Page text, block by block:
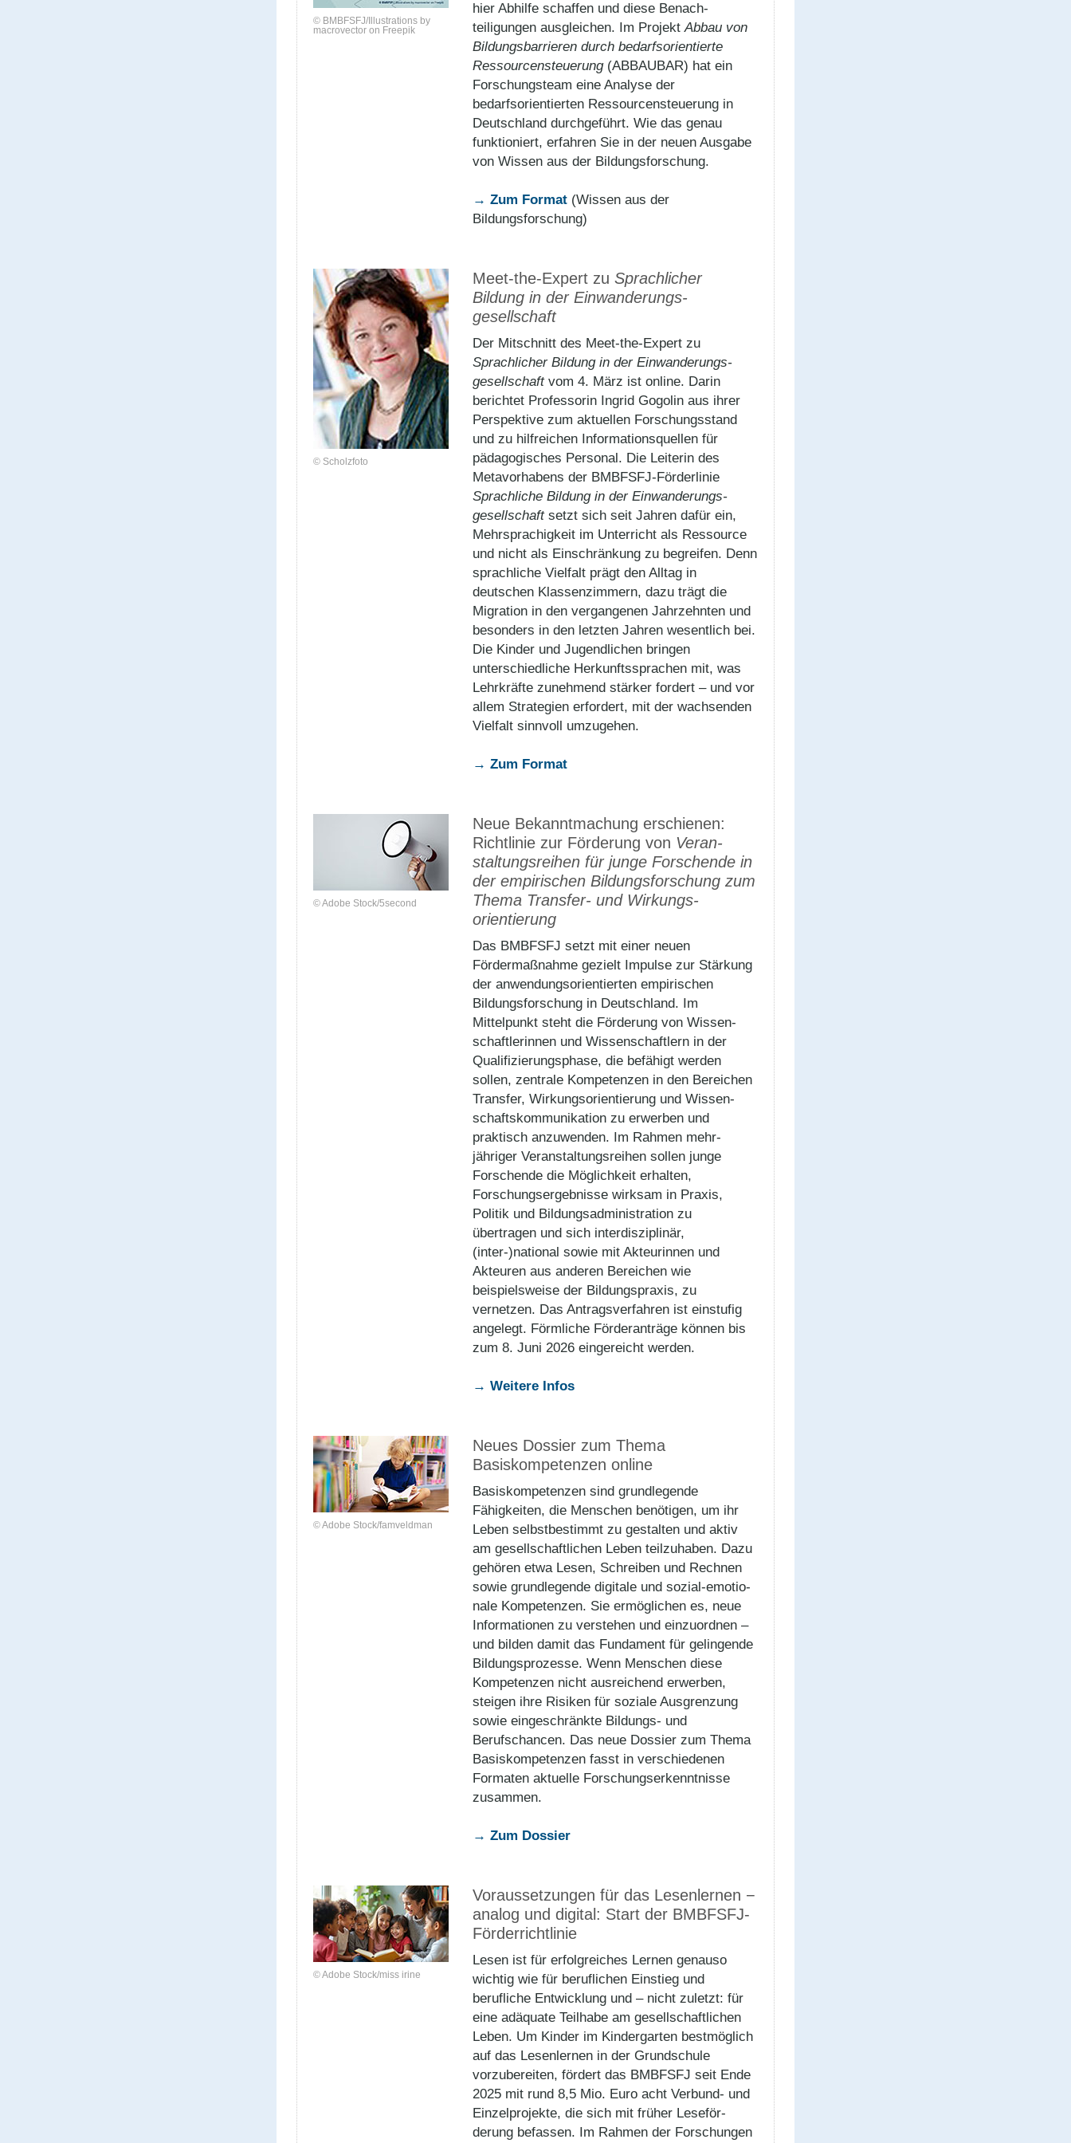
© BMBFSFJ/Illustrations by
macrovector on Freepik
hier Abhilfe schaffen und diese Benach­
teiligungen ausgleichen. Im ProjektAbbau von
Bildungsbarrieren durch bedarfsorientierte
Ressourcensteuerung(ABBAUBAR) hat ein
Forschungsteam eine Analyse der
bedarfsorientierten Ressourcensteuerung in
Deutschland durchgeführt. Wie das genau
funktioniert, erfahren Sie in der neuen Ausgabe
von Wissen aus der Bildungsforschung.
→ Zum Format (Wissen aus der
Bildungsforschung)
© Scholzfoto
Meet-the-Expert zu Sprachlicher
Bildung in der Einwanderungs­
gesellschaft
Der Mitschnitt des Meet-the-Expert zu
Sprachlicher Bildung in der Einwanderungs­
gesellschaftvom 4. März ist online. Darin
berichtet Professorin Ingrid Gogolin aus ihrer
Perspektive zum aktuellen Forschungsstand
und zu hilfreichen Informationsquellen für
pädagogisches Personal. Die Leiterin des
Metavorhabens der BMBFSFJ-Förderlinie
Sprachliche Bildung in der Einwanderungs­
gesellschaftsetzt sich seit Jahren dafür ein,
Mehrsprachigkeit im Unterricht als Ressource
und nicht als Einschränkung zu begreifen. Denn
sprachliche Vielfalt prägt den Alltag in
deutschen Klassenzimmern, dazu trägt die
Migration in den vergangenen Jahrzehnten und
besonders in den letzten Jahren wesentlich bei.
Die Kinder und Jugendlichen bringen
unterschiedliche Herkunftssprachen mit, was
Lehrkräfte zunehmend stärker fordert – und vor
allem Strategien erfordert, mit der wachsenden
Vielfalt sinnvoll umzugehen.
→ Zum Format
© Adobe Stock/5second
Neue Bekanntmachung erschienen:
Richtlinie zur Förderung von Veran­
staltungsreihen für junge Forschende in
der empirischen Bildungsforschung zum
Thema Transfer- und Wirkungs­
orientierung
Das BMBFSFJ setzt mit einer neuen
Fördermaßnahme gezielt Impulse zur Stärkung
der anwendungsorientierten empirischen
Bildungsforschung in Deutschland. Im
Mittelpunkt steht die Förderung von Wissen­
schaftlerinnen und Wissenschaftlern in der
Qualifizierungsphase, die befähigt werden
sollen, zentrale Kompetenzen in den Bereichen
Transfer, Wirkungsorientierung und Wissen­
schaftskommunikation zu erwerben und
praktisch anzuwenden. Im Rahmen mehr­
jähriger Veranstaltungsreihen sollen junge
Forschende die Möglichkeit erhalten,
Forschungsergebnisse wirksam in Praxis,
Politik und Bildungsadministration zu
übertragen und sich interdisziplinär,
(inter-)national sowie mit Akteurinnen und
Akteuren aus anderen Bereichen wie
beispielsweise der Bildungspraxis, zu
vernetzen. Das Antragsverfahren ist einstufig
angelegt. Förmliche Förderanträge können bis
zum 8. Juni 2026 eingereicht werden.
→ Weitere Infos
© Adobe Stock/famveldman
Neues Dossier zum Thema
Basiskompetenzen online
Basiskompetenzen sind grundlegende
Fähigkeiten, die Menschen benötigen, um ihr
Leben selbstbestimmt zu gestalten und aktiv
am gesellschaftlichen Leben teilzuhaben. Dazu
gehören etwa Lesen, Schreiben und Rechnen
sowie grundlegende digitale und sozial-emotio­
nale Kompetenzen. Sie ermöglichen es, neue
Informationen zu verstehen und einzuordnen –
und bilden damit das Fundament für geling­ende
Bildungsprozesse. Wenn Menschen diese
Kompetenzen nicht ausreichend erwerben,
steigen ihre Risiken für soziale Ausgrenzung
sowie eingeschränkte Bildungs- und
Berufschancen. Das neue Dossier zum Thema
Basiskompetenzen fasst in ver­schiedenen
Formaten aktuelle Forschungs­erkenntnisse
zusammen.
→ Zum Dossier
© Adobe Stock/miss irine
Voraussetzungen für das Lesenlernen −
analog und digital: Start der BMBFSFJ-
Förderrichtlinie
Lesen ist für erfolgreiches Lernen genauso
wichtig wie für beruflichen Einstieg und
berufliche Entwicklung und – nicht zuletzt: für
eine adäquate Teilhabe am gesellschaftlichen
Leben. Um Kinder im Kindergarten bestmöglich
auf das Lesenlernen in der Grundschule
vorzubereiten, fördert das BMBFSFJ seit Ende
2025 mit rund 8,5 Mio. Euro acht Verbund- und
Einzelprojekte, die sich mit früher Leseför­
derung befassen. Im Rahmen der Forschungen